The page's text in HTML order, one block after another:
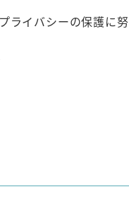
ライバシーの保護に努